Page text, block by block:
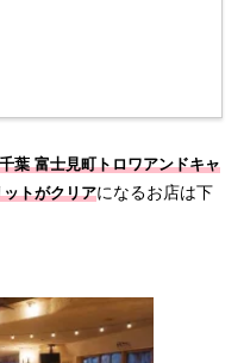
千葉 富士見町トロワアンドキャ
トがクリアになるお店は下